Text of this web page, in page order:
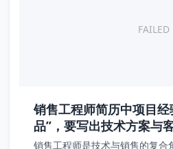
FAILED
销售工程师简历中项目
品”，要写出技术方案与
销售工程师是技术与销售的复合